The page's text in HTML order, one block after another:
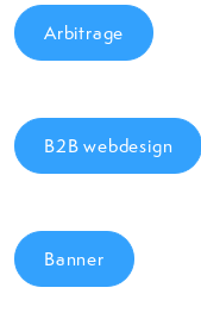
Arbitrage
B2B webdesign
Banner